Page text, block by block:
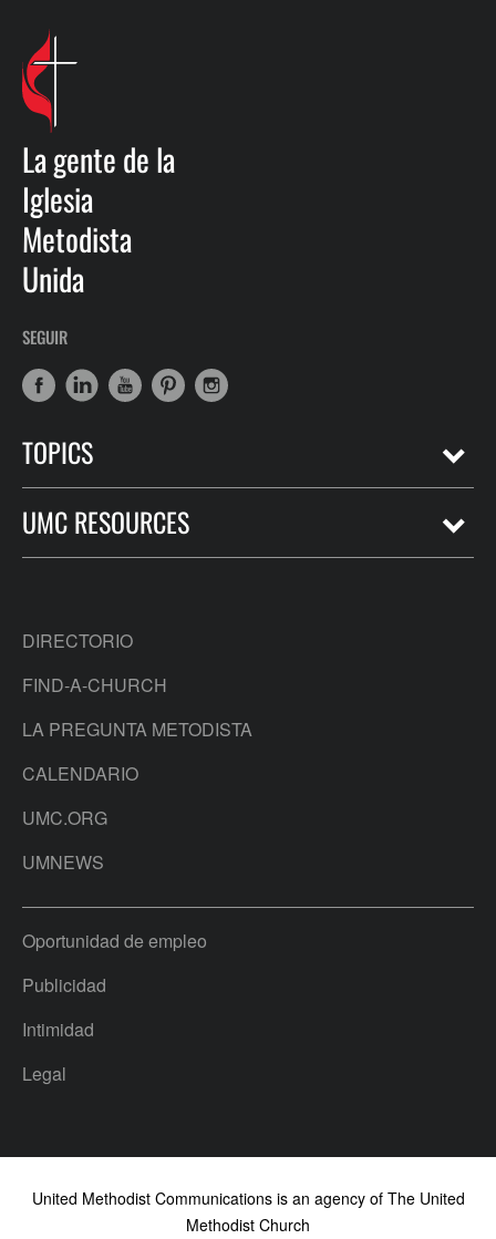
La gente de la
Iglesia
Metodista
Unida
SEGUIR
TOPICS
UMC RESOURCES
DIRECTORIO
FIND-A-CHURCH
LA PREGUNTA METODISTA
CALENDARIO
UMC.ORG
UMNEWS
Oportunidad de empleo
Publicidad
Intimidad
Legal
United Methodist Communications is an agency of The United
Methodist Church